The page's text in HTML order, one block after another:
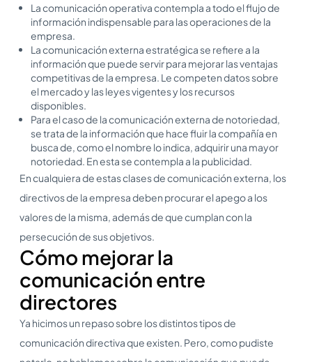
La comunicación operativa contempla a todo el flujo de
información indispensable para las operaciones de la
empresa.
La comunicación externa estratégica se refiere a la
información que puede servir para mejorar las ventajas
competitivas de la empresa. Le competen datos sobre
el mercado y las leyes vigentes y los recursos
disponibles.
Para el caso de la comunicación externa de notoriedad,
se trata de la información que hace fluir la compañía en
busca de, como el nombre lo indica, adquirir una mayor
notoriedad. En esta se contempla a la publicidad.
En cualquiera de estas clases de comunicación externa, los
directivos de la empresa deben procurar el apego a los
valores de la misma, además de que cumplan con la
persecución de sus objetivos.
Cómo mejorar la
comunicación entre
directores
Ya hicimos un repaso sobre los distintos tipos de
comunicación directiva que existen. Pero, como pudiste